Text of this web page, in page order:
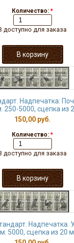
Количество: *
доступно для заказа
Надпечатка:
250-5000, сцепка из
150,00 руб.
Количество: *
доступно для заказа
Надпечатка.
5000, сцепка из 20